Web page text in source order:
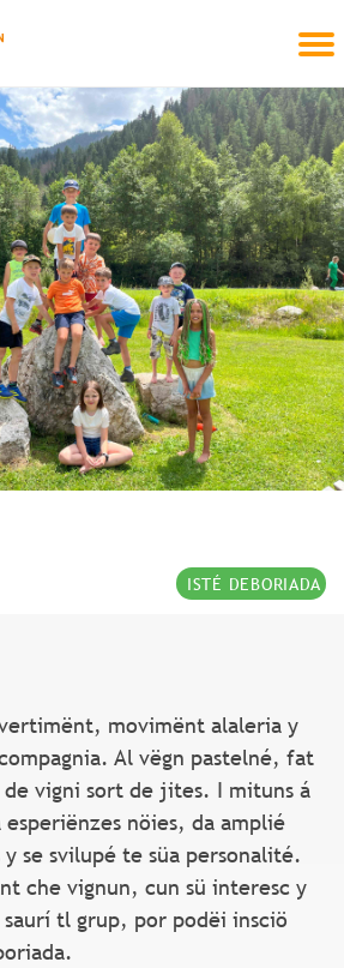
ISTÉ DEBORIADA
movimënt alaleria y
Al vëgn pastelné, fat
vigni sort de jites. I mituns á
nöies, da amplié
se svilupé te süa personalité.
che vignun, cun sü interesc y
saurí tl grup, por podëi insciö